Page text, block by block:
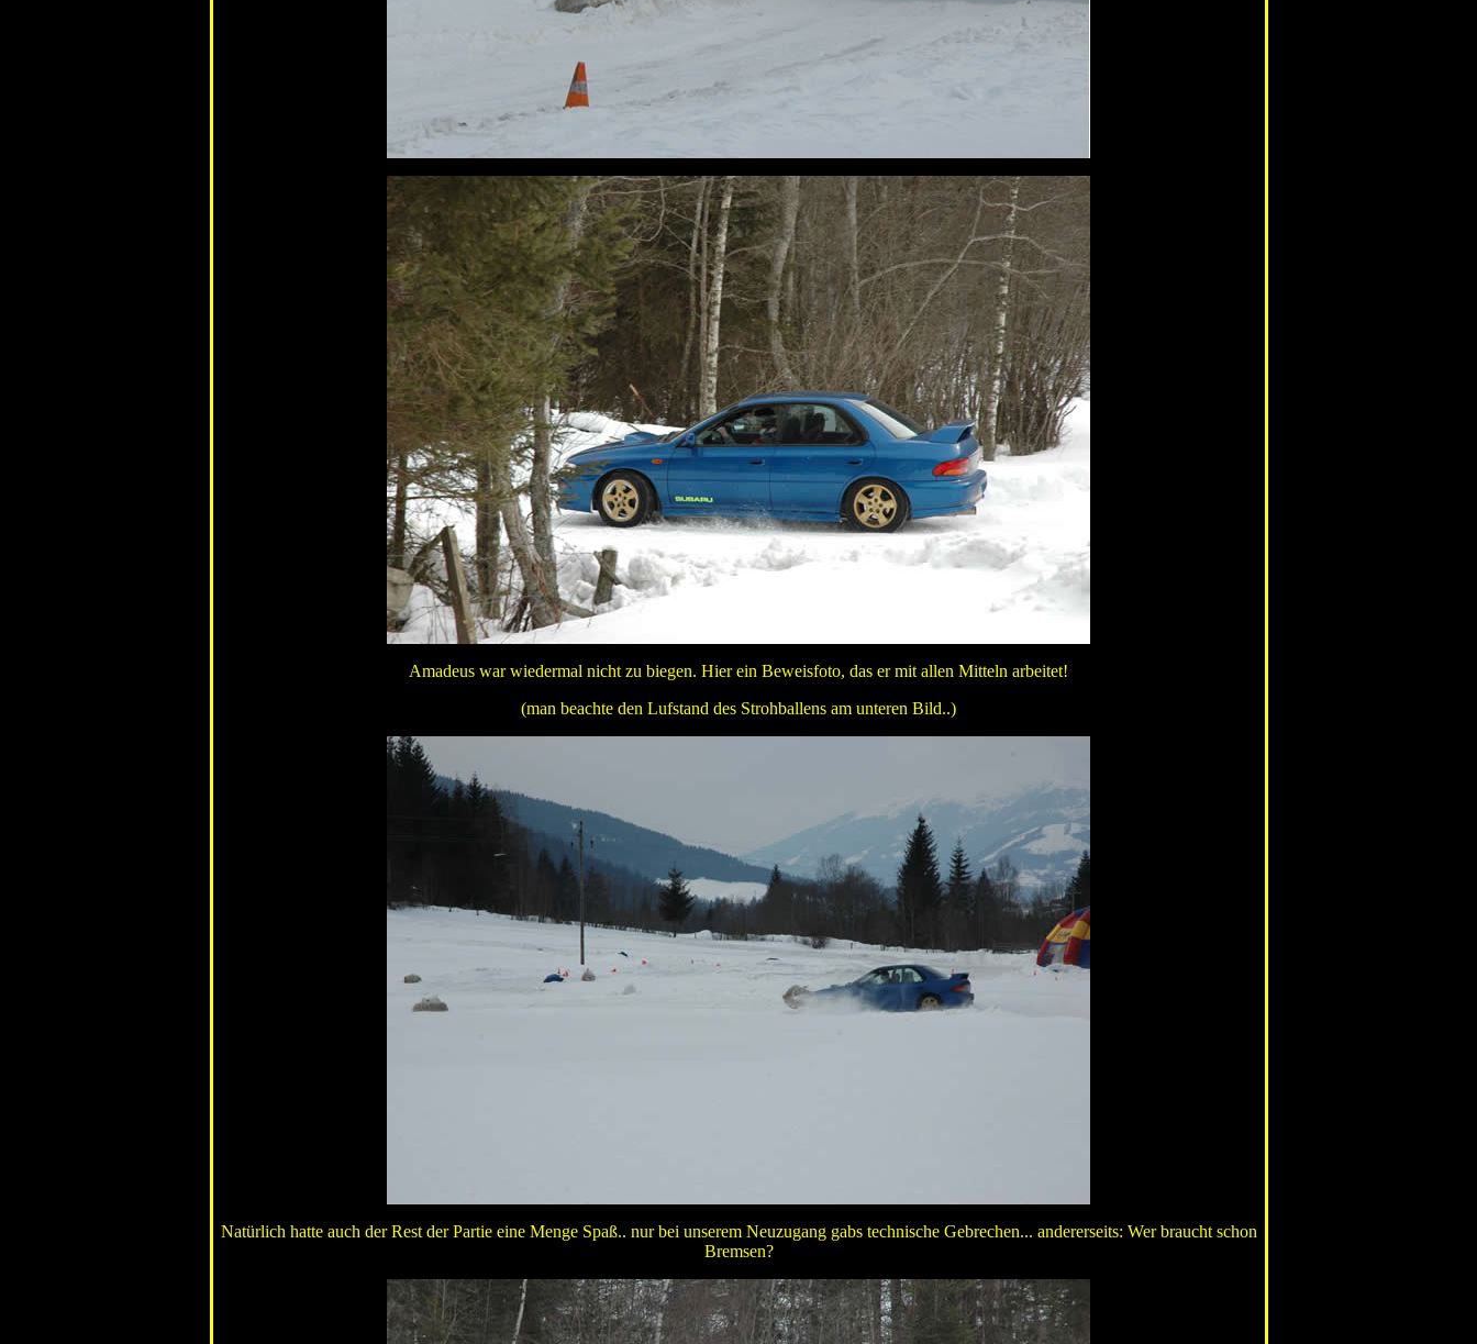
Amadeus war wiedermal nicht zu biegen. Hier ein Beweisfoto, das er mit allen Mitteln arbeitet!
(man beachte den Lufstand des Strohballens am unteren Bild..)
Natürlich hatte auch der Rest der Partie eine Menge Spaß.. nur bei unserem Neuzugang gabs technische Gebrechen... andererseits: Wer braucht schon
Bremsen?